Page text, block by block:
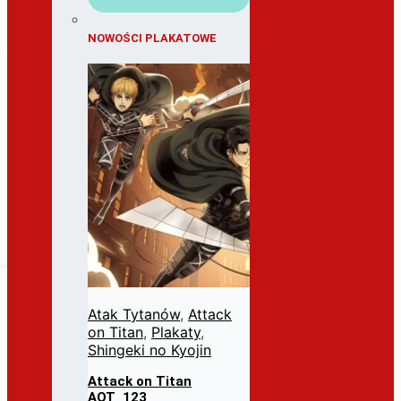
NOWOŚCI PLAKATOWE
Atak Tytanów, Attack
on Titan, Plakaty,
Shingeki no Kyojin
Attack on Titan
AOT_123